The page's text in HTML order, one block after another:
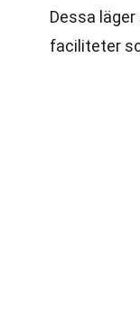
Dessa
faciliteter